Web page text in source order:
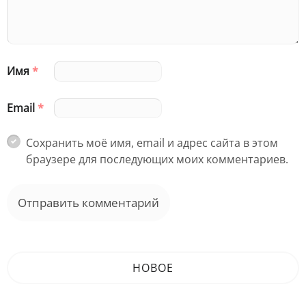
Имя*
Email*
Сохранить моё имя, email и адрес сайта в этом
браузере для последующих моих комментариев.
НОВОЕ